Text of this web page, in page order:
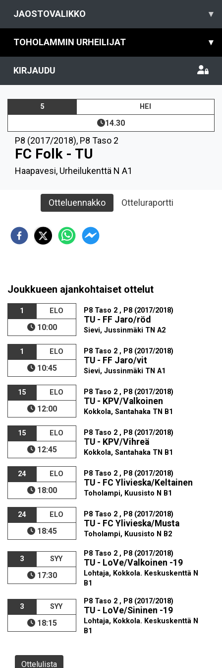
JAOSTOVALIKKO ▾
TOHOLAMMIN URHEILIJAT ▾
KIRJAUDU
5 HEI
14.30
P8 (2017/2018), P8 Taso 2
FC Folk - TU
Haapavesi, Urheilukenttä N A1
Otteluennakko Otteluraportti
Joukkueen ajankohtaiset ottelut
1 ELO
10:00
P8 Taso 2 , P8 (2017/2018)
TU - FF Jaro/röd
Sievi, Jussinmäki TN A2
1 ELO
10:45
P8 Taso 2 , P8 (2017/2018)
TU - FF Jaro/vit
Sievi, Jussinmäki TN A1
15 ELO
12:00
P8 Taso 2 , P8 (2017/2018)
TU - KPV/Valkoinen
Kokkola, Santahaka TN B1
15 ELO
12:45
P8 Taso 2 , P8 (2017/2018)
TU - KPV/Vihreä
Kokkola, Santahaka TN B1
24 ELO
18:00
P8 Taso 2 , P8 (2017/2018)
TU - FC Ylivieska/Keltainen
Toholampi, Kuusisto N B1
24 ELO
18:45
P8 Taso 2 , P8 (2017/2018)
TU - FC Ylivieska/Musta
Toholampi, Kuusisto N B2
3 SYY
17:30
P8 Taso 2 , P8 (2017/2018)
TU - LoVe/Valkoinen -19
Lohtaja, Kokkola. Keskuskenttä N
B1
3 SYY
18:15
P8 Taso 2 , P8 (2017/2018)
TU - LoVe/Sininen -19
Lohtaja, Kokkola. Keskuskenttä N
B1
Ottelulista